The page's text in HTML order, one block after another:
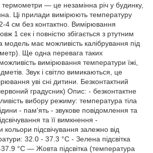
термометри — це незамінна річ у будинку,
Ці прилади вимірюють температуру
4 см без контактно. Вимірювання
1 сек і повністю збігається з ртутним
має можливість калібрування під
Ще одна перевага таких
вимірювання температури їжі,
Звук і світло вимикаються, це
уві сні дитини. Безконтактний
градусник) Опис: - безконтактне
вибору режиму: температура тіла
- пам'ять - звукове повідомлення та
та її вимкнення -
підсвічування залежно від
32.0 - 37.3 °C - Зелена підсвітка
°C — Жовта підсвітка (температура